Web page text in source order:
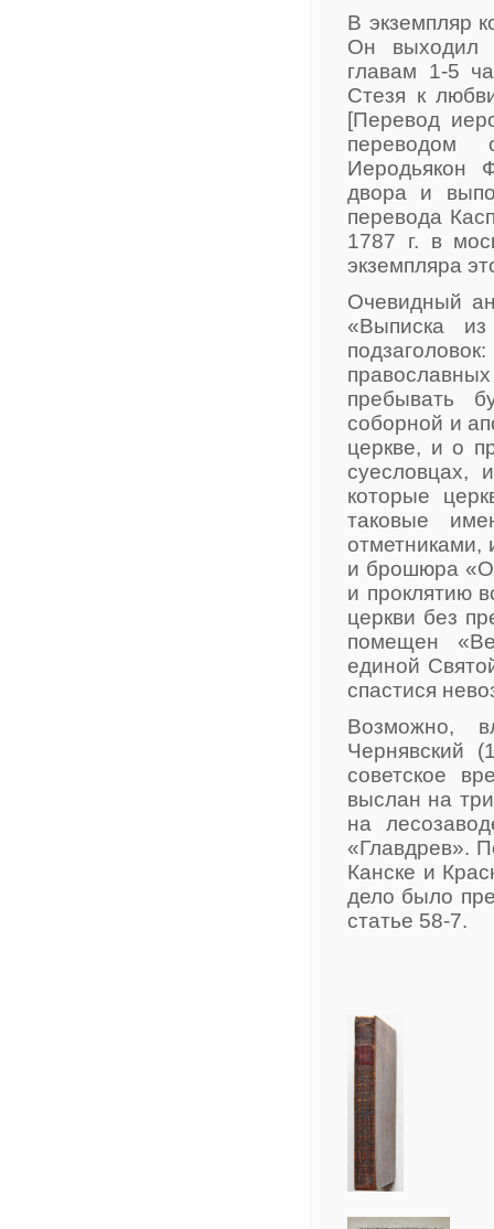
В экземпляр
Он выходил
главам 1-5
Стезя к
[Перевод
переводом
Иеродьякон
двора и
перевода
1787 г. в
экземпляра
Очевидный
«Выписка
пребывать
соборной и
церкве, и о
суесловцах,
которые
таковые
отметниками,
и брошюра «О
и проклятию
церкви без
помещен
единой
спастися
Возможно,
Чернявский
советское
выслан на
на
«Главдрев».
Канске и
дело было
статье 58-7.